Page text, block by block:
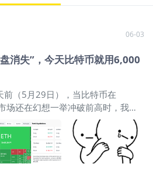
06-03
消失”，今天比特币就用6,000
（5月29日），当比特币在
场还在幻想一举冲破前高时，我写
内最大资金流出：四张数据表说明
里消失》
。当时我的核心结论很明
不是卖盘多疯狂，而是由于机构、
，导致整个市场的买盘已经消失。